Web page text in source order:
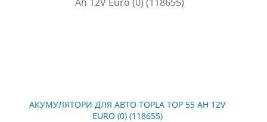
АКУМУЛЯТОРИ ДЛЯ АВТО TOPLA TOP 55 AH 12V
EURO (0) (118655)